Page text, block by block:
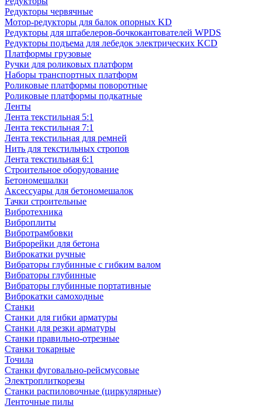
Редукторы червячные
Мотор-редукторы для балок опорных KD
Редукторы для штабелеров-бочкокантователей WPDS
Редукторы подъема для лебедок электрических KCD
Платформы грузовые
Ручки для роликовых платформ
Наборы транспортных платформ
Роликовые платформы поворотные
Роликовые платформы подкатные
Ленты
Лента текстильная 5:1
Лента текстильная 7:1
Лента текстильная для ремней
Нить для текстильных стропов
Лента текстильная 6:1
Строительное оборудование
Бетономешалки
Аксессуары для бетономешалок
Тачки строительные
Вибротехника
Виброплиты
Вибротрамбовки
Виброрейки для бетона
Виброкатки ручные
Вибраторы глубинные с гибким валом
Вибраторы глубинные
Вибраторы глубинные портативные
Виброкатки самоходные
Станки
Станки для гибки арматуры
Станки для резки арматуры
Станки правильно-отрезные
Станки токарные
Точила
Станки фуговально-рейсмусовые
Электроплиткорезы
Станки распиловочные (циркулярные)
Ленточные пилы